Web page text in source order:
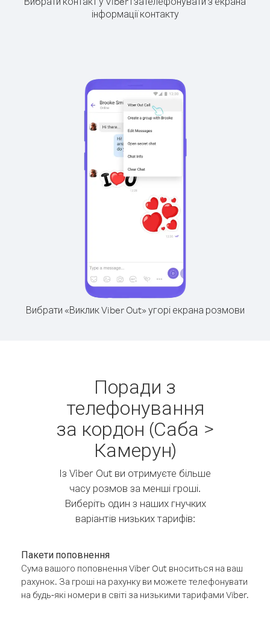
інформації контакту
Вибрати «Виклик Viber Out» угорі екрана розмови
Поради з
телефонування
за кордон (Саба >
Камерун)
Із Viber Out ви отримуєте більше
часу розмов за менші гроші.
Виберіть один з наших гнучких
варіантів низьких тарифів:
Пакети поповнення
Сума вашого поповнення Viber Out вноситься на ваш
рахунок. За гроші на рахунку ви можете телефонувати
на будь-які номери в світі за низькими тарифами Viber.